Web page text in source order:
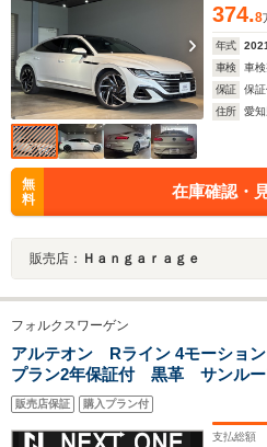
374.8
年式 2021
車検
車
保証
保
住所
愛
無
料
在庫確認・
販売店： Ｈａｎｇａｒａｇｅ
フォルクスワーゲン
アルテオン Rライン 4モーショ
プラン2年保証付 黒革 サンル
周囲カメラDレコETC パワーバ
ト/ヒーター アンビエントライト
モニター アダプティブクルコン
販売店保証 購入プラン付
支払総額